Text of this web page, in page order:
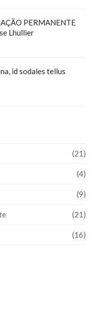
PERMANENTE
Lhullier
id sodales tellus
(21)
(4)
(9)
(21)
(16)